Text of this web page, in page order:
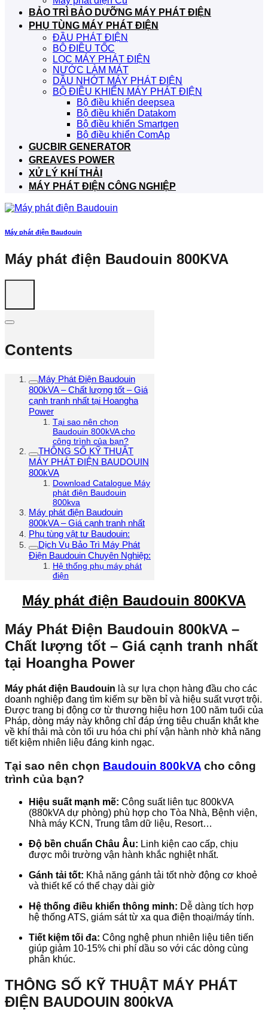
BẢO TRÌ BẢO DƯỠNG MÁY PHÁT ĐIỆN
PHỤ TÙNG MÁY PHÁT ĐIỆN
ĐẦU PHÁT ĐIỆN
BỘ ĐIỀU TỐC
LỌC MÁY PHÁT ĐIỆN
NƯỚC LÀM MÁT
DẦU NHỚT MÁY PHÁT ĐIỆN
BỘ ĐIỀU KHIỂN MÁY PHÁT ĐIỆN
Bộ điều khiển deepsea
Bộ điều khiển Datakom
Bộ điều khiển Smartgen
Bộ điều khiển ComAp
GUCBIR GENERATOR
GREAVES POWER
XỬ LÝ KHÍ THẢI
MÁY PHÁT ĐIỆN CÔNG NGHIỆP
Máy phát điện Baudouin
Máy phát điện Baudouin 800KVA
Contents
Máy Phát Điện Baudouin
800kVA – Chất lượng tốt – Giá
cạnh tranh nhất tại Hoangha
Power
Tại sao nên chọn
Baudouin 800kVA cho
công trình của bạn?
THÔNG SỐ KỸ THUẬT
MÁY PHÁT ĐIỆN BAUDOUIN
800kVA
Download Catalogue Máy
phát điện Baudouin
800kva
Máy phát điện Baudouin
800kVA – Giá cạnh tranh nhất
Phụ tùng vật tư Baudouin:
Dịch Vụ Bảo Trì Máy Phát
Điện Baudouin Chuyên Nghiệp:
Hệ thống phụ máy phát
điện
Máy phát điện Baudouin 800KVA
Máy Phát Điện Baudouin 800kVA –
Chất lượng tốt – Giá cạnh tranh nhất
tại Hoangha Power
Máy phát điện Baudouin là sự lựa chọn hàng đầu cho các
doanh nghiệp đang tìm kiếm sự bền bỉ và hiệu suất vượt trội.
Được trang bị động cơ từ thương hiệu hơn 100 năm tuổi của
Pháp, dòng máy này không chỉ đáp ứng tiêu chuẩn khắt khe
về khí thải mà còn tối ưu hóa chi phí vận hành nhờ khả năng
tiết kiệm nhiên liệu đáng kinh ngạc.
Tại sao nên chọn Baudouin 800kVA cho công
trình của bạn?
Hiệu suất mạnh mẽ: Công suất liên tục 800kVA
(880kVA dự phòng) phù hợp cho Tòa Nhà, Bệnh viện,
Nhà máy KCN, Trung tâm dữ liệu, Resort…
Độ bền chuẩn Châu Âu: Linh kiện cao cấp, chịu
được môi trường vận hành khắc nghiệt nhất.
Gánh tải tốt: Khả năng gánh tải tốt nhờ động cơ khoẻ
và thiết kế có thể chạy dài giờ
Hệ thống điều khiển thông minh: Dễ dàng tích hợp
hệ thống ATS, giám sát từ xa qua điện thoại/máy tính.
Tiết kiệm tối đa: Công nghệ phun nhiên liệu tiên tiến
giúp giảm 10-15% chi phí dầu so với các dòng cùng
phân khúc.
THÔNG SỐ KỸ THUẬT MÁY PHÁT
ĐIỆN BAUDOUIN 800kVA